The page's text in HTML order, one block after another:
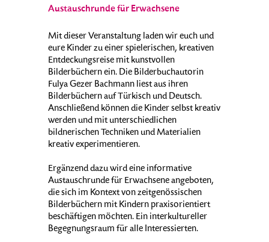
Austauschrunde für Erwachsene
Mit dieser Veranstaltung laden wir euch und
eure Kinder zu einer spielerischen, kreativen
Entdeckungsreise mit kunstvollen
Bilderbüchern ein. Die Bilderbuchautorin
Fulya Gezer Bachmann liest aus ihren
Bilderbüchern auf Türkisch und Deutsch.
Anschließend können die Kinder selbst kreativ
werden und mit unterschiedlichen
bildnerischen Techniken und Materialien
kreativ experimentieren.
Ergänzend dazu wird eine informative
Austauschrunde für Erwachsene angeboten,
die sich im Kontext von zeitgenössischen
Bilderbüchern mit Kindern praxisorientiert
beschäftigen möchten. Ein interkultureller
Begegnungsraum für alle Interessierten.